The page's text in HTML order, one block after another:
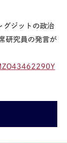
グジットの政治
研究員の発言が